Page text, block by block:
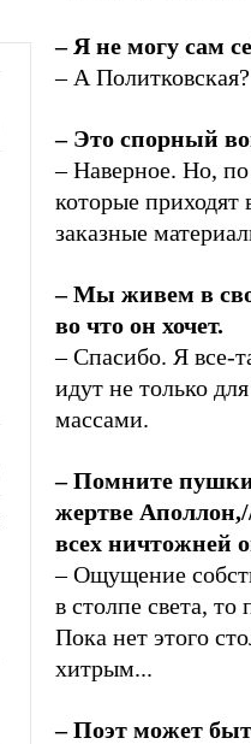
– Я не могу сам
– А Политковская?
– Это спорный
– Наверное. Но,
которые приходят
заказные
– Мы живем в
во что он хочет.
– Спасибо. Я все-
идут не только
массами.
– Помните
жертве
всех ничтожней
– Ощущение
в столпе света,
Пока нет этого
хитрым...
– Поэт может